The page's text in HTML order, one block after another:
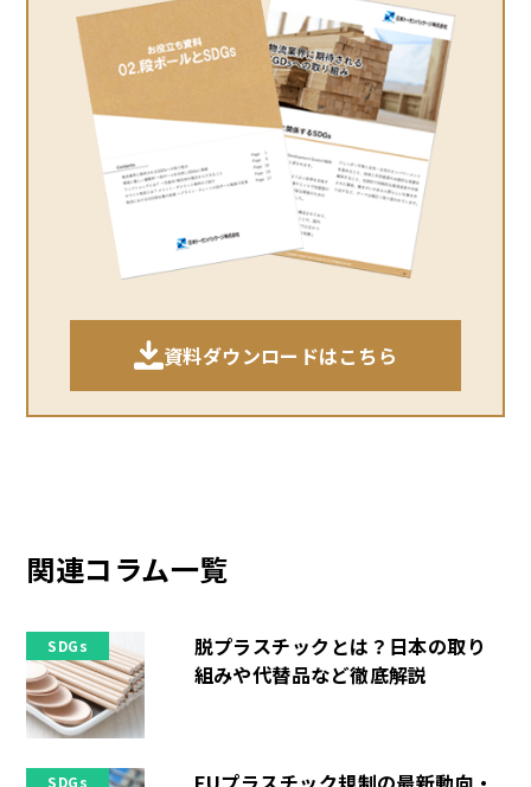
資料ダウンロードはこちら
関連コラム一覧
SDGs
脱プラスチックとは？日本の取り
組みや代替品など徹底解説
SDGs